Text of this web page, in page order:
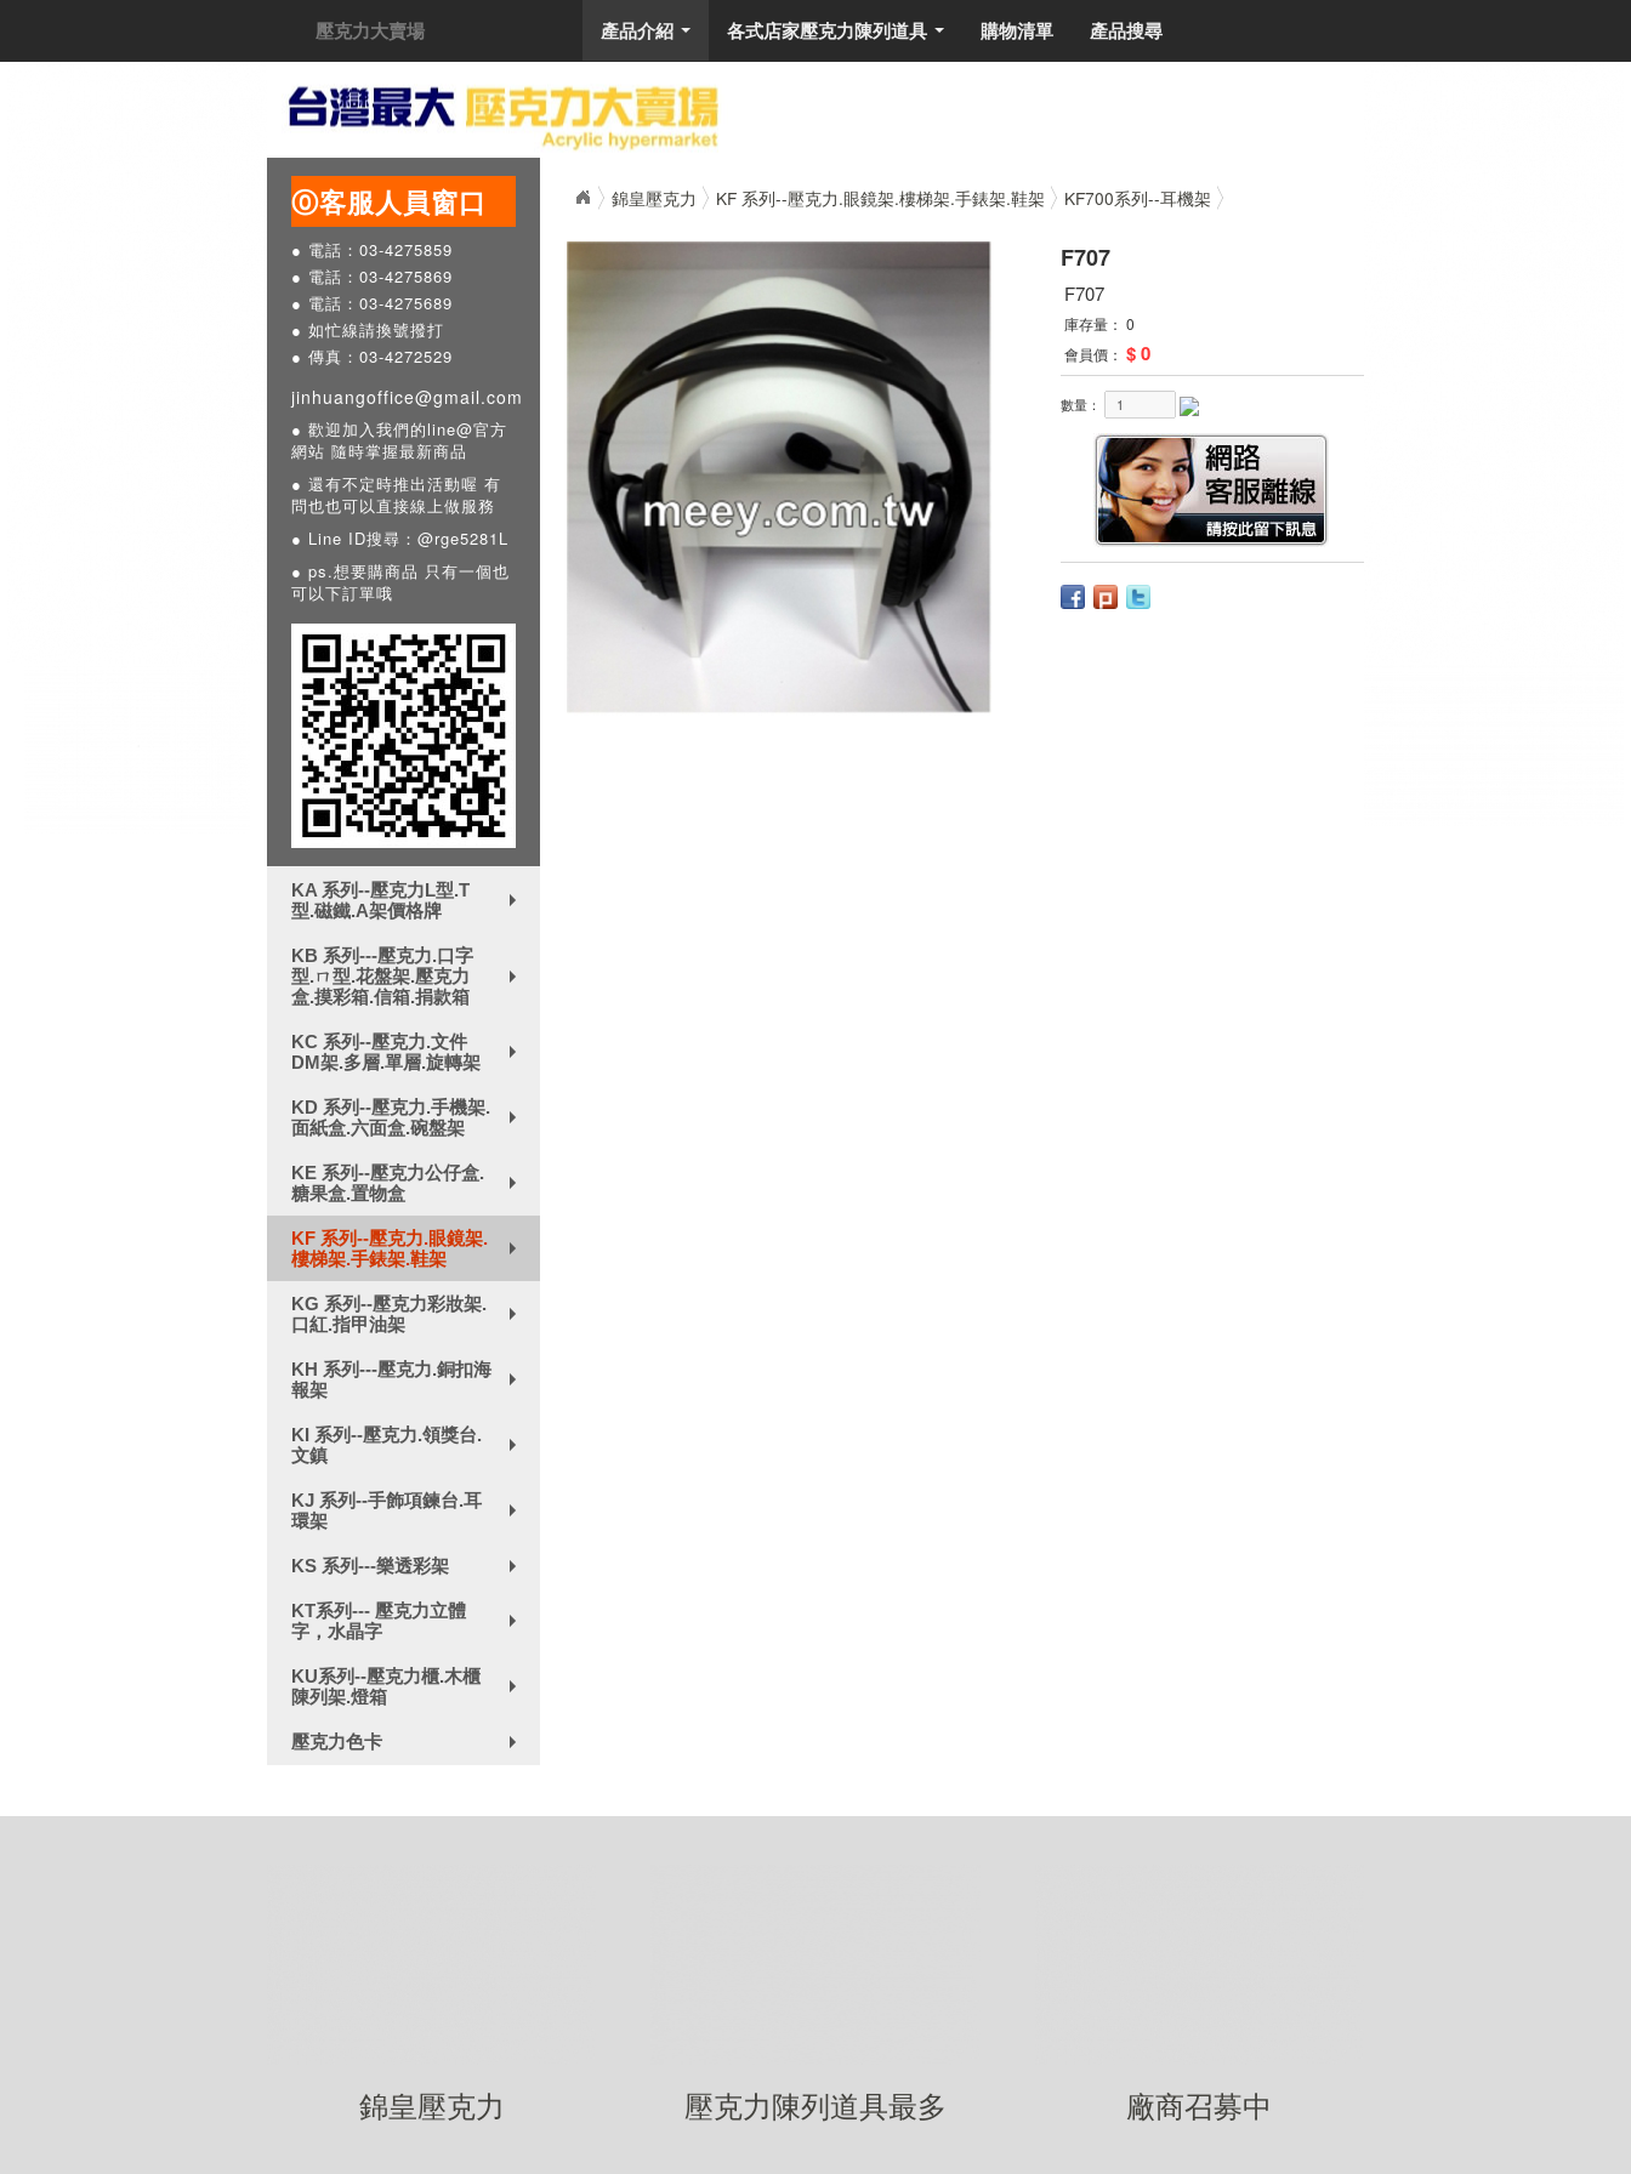
壓克力大賣場 產品介紹 各式店家壓克力陳列道具 購物清單 產品搜尋
⓪客服人員窗口
● 電話：03-4275859
● 電話：03-4275869
● 電話：03-4275689
● 如忙線請換號撥打
● 傳真：03-4272529
jinhuangoffice@gmail.com
● 歡迎加入我們的line@官方
網站 隨時掌握最新商品
● 還有不定時推出活動喔 有
問也也可以直接線上做服務
● Line ID搜尋：@rge5281L
● ps.想要購商品 只有一個也
可以下訂單哦
KA 系列--壓克力L型.T
型.磁鐵.A架價格牌
KB 系列---壓克力.口字
型.ㄇ型.花盤架.壓克力
盒.摸彩箱.信箱.捐款箱
KC 系列--壓克力.文件
DM架.多層.單層.旋轉架
KD 系列--壓克力.手機架.
面紙盒.六面盒.碗盤架
KE 系列--壓克力公仔盒.
糖果盒.置物盒
KF 系列--壓克力.眼鏡架.
樓梯架.手錶架.鞋架
KG 系列--壓克力彩妝架.
口紅.指甲油架
KH 系列---壓克力.銅扣海
報架
KI 系列--壓克力.領獎台.
文鎮
KJ 系列--手飾項鍊台.耳
環架
KS 系列---樂透彩架
KT系列--- 壓克力立體
字，水晶字
KU系列--壓克力櫃.木櫃
陳列架.燈箱
壓克力色卡
錦皇壓克力 KF 系列--壓克力.眼鏡架.樓梯架.手錶架.鞋架 KF700系列--耳機架
F707
F707
庫存量： 0
會員價： $ 0
數量：
錦皇壓克力 壓克力陳列道具最多 廠商召募中